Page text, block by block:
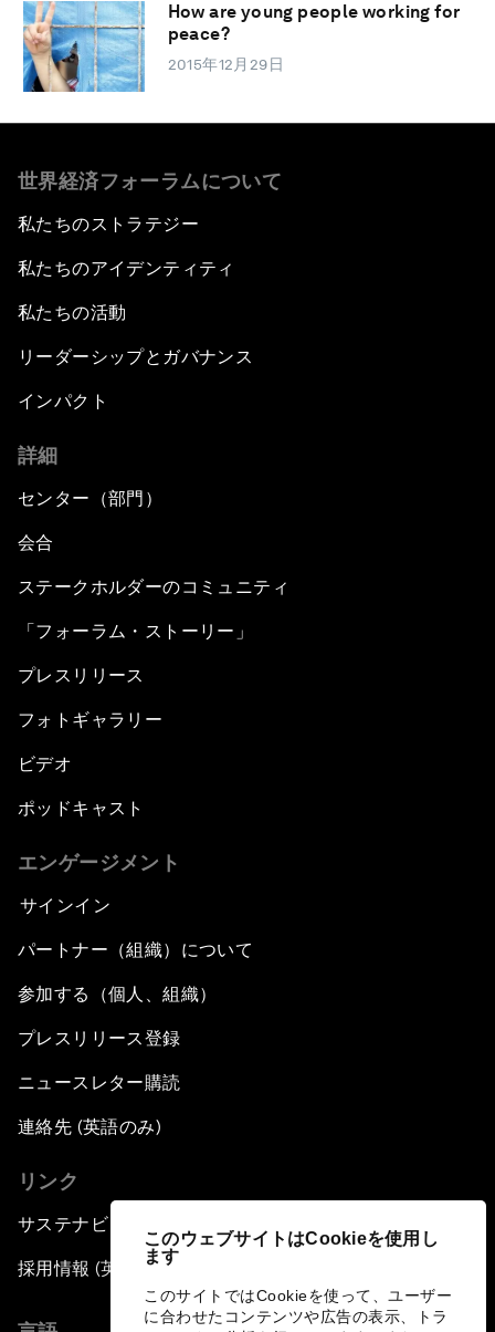
このウェブサイトはCookieを使用し
ます
このサイトではCookieを使って、ユーザー
に合わせたコンテンツや広告の表示、トラ
How are young people working for
peace?
2015年12月29日
世界経済フォーラムについて
私たちのストラテジー
私たちのアイデンティティ
私たちの活動
リーダーシップとガバナンス
インパクト
詳細
センター（部門）
会合
ステークホルダーのコミュニティ
「フォーラム・ストーリー」
プレスリリース
フォトギャラリー
ビデオ
ポッドキャスト
エンゲージメント
サインイン
パートナー（組織）について
参加する（個人、組織）
プレスリリース登録
ニュースレター購読
連絡先 (英語のみ)
リンク
サステナビリティへの取り組み
採用情報 (英語のみ)